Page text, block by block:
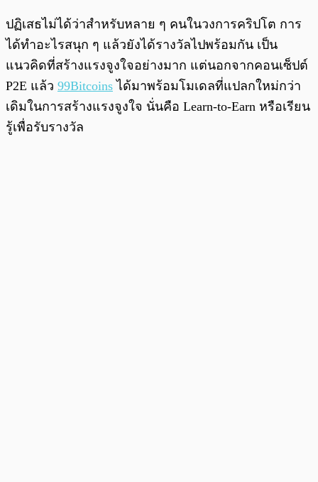
ปฏิเสธไม่ได้ว่าสำหรับหลาย ๆ คนในวงการคริปโต การ
ได้ทำอะไรสนุก ๆ แล้วยังได้รางวัลไปพร้อมกัน เป็น
แนวคิดที่สร้างแรงจูงใจอย่างมาก แต่นอกจากคอนเซ็ปต์
P2E แล้ว 99Bitcoins ได้มาพร้อมโมเดลที่แปลกใหม่กว่า
เดิมในการสร้างแรงจูงใจ นั่นคือ Learn-to-Earn หรือเรียน
รู้เพื่อรับรางวัล